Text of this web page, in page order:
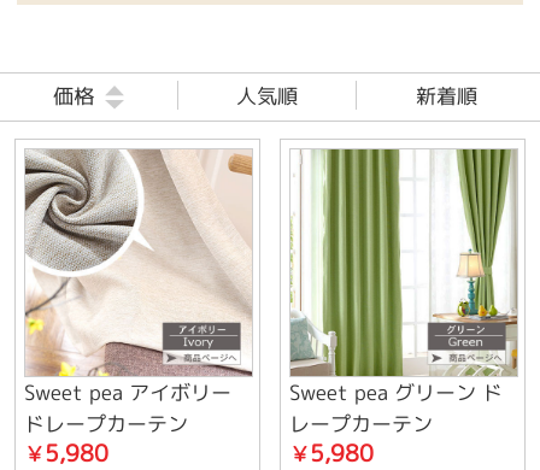
価格 人気順 新着順
Sweet pea アイボリー
ドレープカーテン
￥5,980
Sweet pea グリーン ド
レープカーテン
￥5,980